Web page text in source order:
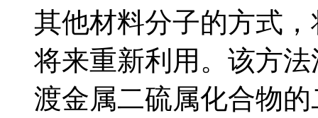
其他材料分子的方式
将来重新利用。该方
渡金属二硫属化合物